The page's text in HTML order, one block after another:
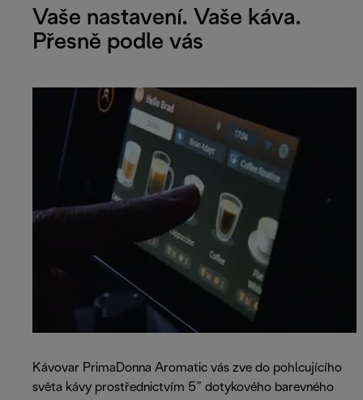
Vaše nastavení. Vaše káva.
Přesně podle vás
Kávovar PrimaDonna Aromatic vás zve do pohlcujícího
světa kávy prostřednictvím 5” dotykového barevného